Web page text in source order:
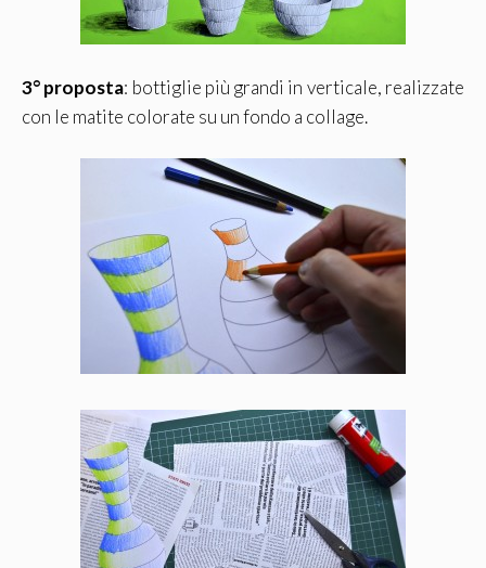
3° proposta: bottiglie più grandi in verticale, realizzate
con le matite colorate su un fondo a collage.